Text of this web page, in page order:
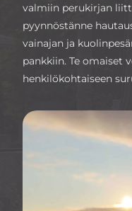
valmiin perukirjan
pyynnöstänne
vainajan ja
pankkiin. Te omaiset
henkilökohtaiseen